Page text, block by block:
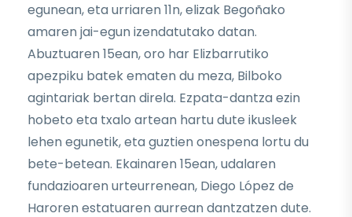
egunean, eta urriaren 11n, elizak Begoñako
amaren jai-egun izendatutako datan.
Abuztuaren 15ean, oro har Elizbarrutiko
apezpiku batek ematen du meza, Bilboko
agintariak bertan direla. Ezpata-dantza ezin
hobeto eta txalo artean hartu dute ikusleek
lehen egunetik, eta guztien onespena lortu du
bete-betean. Ekainaren 15ean, udalaren
fundazioaren urteurrenean, Diego López de
Haroren estatuaren aurrean dantzatzen dute.